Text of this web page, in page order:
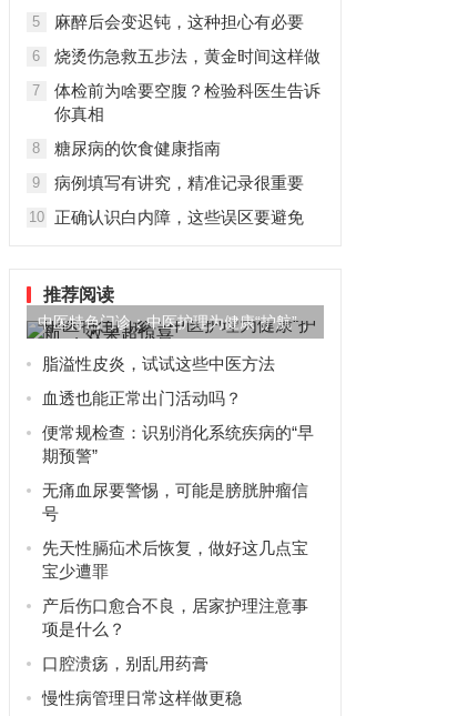
5 麻醉后会变迟钝，这种担心有必要
6 烧烫伤急救五步法，黄金时间这样做
7
体检前为啥要空腹？检验科医生告诉
你真相
8 糖尿病的饮食健康指南
9 病例填写有讲究，精准记录很重要
10 正确认识白内障，这些误区要避免
推荐阅读
中医特色门诊：中医护理为健康“护航”，
效果超惊喜
脂溢性皮炎，试试这些中医方法
血透也能正常出门活动吗？
便常规检查：识别消化系统疾病的“早
期预警”
无痛血尿要警惕，可能是膀胱肿瘤信
号
先天性膈疝术后恢复，做好这几点宝
宝少遭罪
产后伤口愈合不良，居家护理注意事
项是什么？
口腔溃疡，别乱用药膏
慢性病管理日常这样做更稳